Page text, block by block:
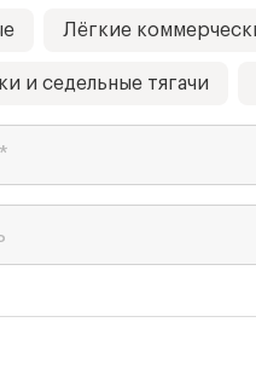
Лёгкие
и седельные тягачи